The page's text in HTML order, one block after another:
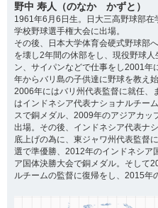
野中 寿人（のなか かずと）
1961年6月6日生。日大三高野球部
学校野球選手権大会に出場。
その後、日本大学体育会硬式野球部
を壊し2年間の休部をし、現役野球
ン、サイパンなどで仕事をし2001
年からバリ島の子供達に野球を教え
2006年にはバリ州代表監督に就任、
はインドネシア代表ナショナルチー
スで銅メダル、2009年のアジアカッ
出場。その後、インドネシア代表ナ
底上げの為に、東ジャワ州代表監督
選で準優勝、2012年のインドネシア
ア国体決勝大会で銅メダル。そして
ルチームの監督に復帰をし、2015年